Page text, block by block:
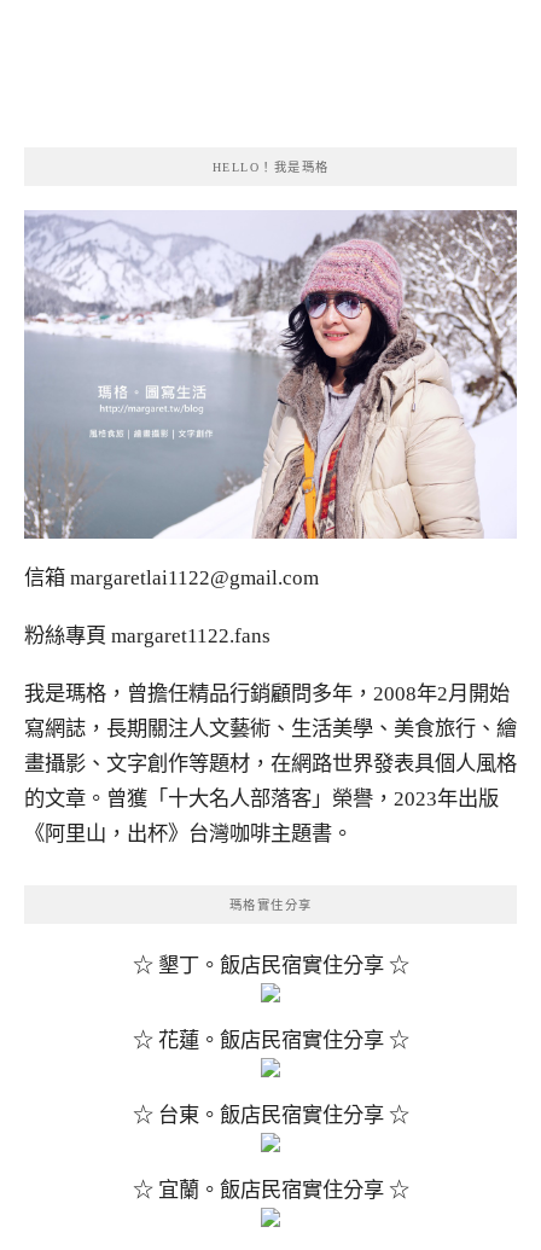
HELLO！我是瑪格
信箱 margaretlai1122@gmail.com
粉絲專頁 margaret1122.fans
我是瑪格，曾擔任精品行銷顧問多年，2008年2月開始
寫網誌，長期關注人文藝術、生活美學、美食旅行、繪
畫攝影、文字創作等題材，在網路世界發表具個人風格
的文章。曾獲「十大名人部落客」榮譽，2023年出版
《阿里山，出杯》台灣咖啡主題書。
瑪格實住分享
☆ 墾丁。飯店民宿實住分享 ☆
☆ 花蓮。飯店民宿實住分享 ☆
☆ 台東。飯店民宿實住分享 ☆
☆ 宜蘭。飯店民宿實住分享 ☆